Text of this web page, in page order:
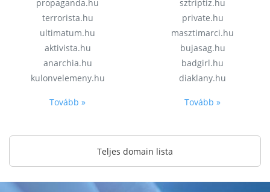
propaganda.hu
terrorista.hu
ultimatum.hu
aktivista.hu
anarchia.hu
kulonvelemeny.hu
Tovább »
sztriptiz.hu
private.hu
masztimarci.hu
bujasag.hu
badgirl.hu
diaklany.hu
Tovább »
Teljes domain lista